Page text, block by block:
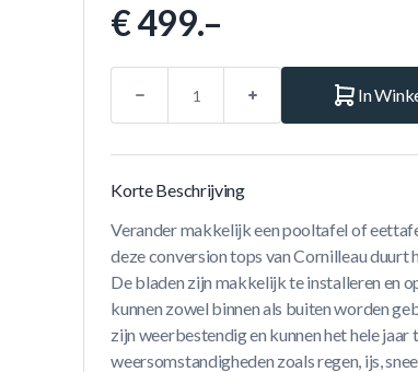
€ 499.–
In
Korte Beschrijving
Verander makkelijk een pooltafel of
deze conversion tops van Cornilleau duurt
De bladen zijn makkelijk te installeren en
kunnen zowel binnen als buiten worden
zijn weerbestendig en kunnen het hele jaar
weersomstandigheden zoals regen, ijs,